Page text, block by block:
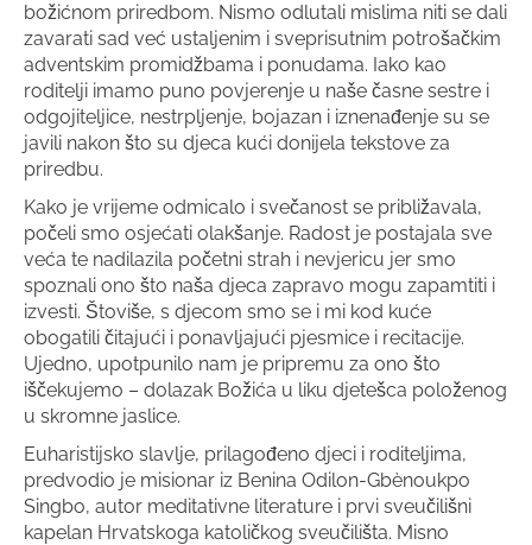
božićnom priredbom. Nismo odlutali mislima niti se dali
zavarati sad već ustaljenim i sveprisutnim potrošačkim
adventskim promidžbama i ponudama. Iako kao
roditelji imamo puno povjerenje u naše časne sestre i
odgojiteljice, nestrpljenje, bojazan i iznenađenje su se
javili nakon što su djeca kući donijela tekstove za
priredbu.
Kako je vrijeme odmicalo i svečanost se približavala,
počeli smo osjećati olakšanje. Radost je postajala sve
veća te nadilazila početni strah i nevjericu jer smo
spoznali ono što naša djeca zapravo mogu zapamtiti i
izvesti. Štoviše, s djecom smo se i mi kod kuće
obogatili čitajući i ponavljajući pjesmice i recitacije.
Ujedno, upotpunilo nam je pripremu za ono što
iščekujemo – dolazak Božića u liku djetešca položenog
u skromne jaslice.
Euharistijsko slavlje, prilagođeno djeci i roditeljima,
predvodio je misionar iz Benina Odilon-Gbènoukpo
Singbo, autor meditativne literature i prvi sveučilišni
kapelan Hrvatskoga katoličkog sveučilišta. Misno